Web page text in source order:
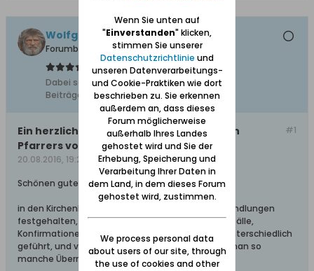
Wolfgang
Forumbetreiber
Dabei seit:
10.02.2008
Beiträge:
11627
#1
Ein herzlicher Wunsch des evangelischen
Pfarrers von 1725
20.08.2016, 19:26
Schönen guten Abend,
in den Kirchenbüchern werden kirchenamtliche Handlungen
festgehalten, also u.a. Taufen, Trauungen, Todesfälle,
Konfirmationen. Die Kirchenbücher wurden sehr unterschiedlich
geführt, und vor allem in früheren Zeiten konnte man so
manche Überraschung erleben.
Wenn Sie unten auf
"Einverstanden" klicken,
stimmen Sie unserer
Datenschutzrichtlinie und
unseren Datenverarbeitungs-
und Cookie-Praktiken wie dort
beschrieben zu. Sie erkennen
außerdem an, dass dieses
Forum möglicherweise
außerhalb Ihres Landes
gehostet wird und Sie der
Erhebung, Speicherung und
Verarbeitung Ihrer Daten in
dem Land, in dem dieses Forum
gehostet wird, zustimmen.
We process personal data
about users of our site, through
the use of cookies and other